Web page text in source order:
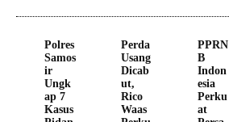
Polres
Samos
ir
Ungk
ap 7
Kasus
Perda
Usang
Dicab
ut,
Rico
Waas
PPRN
B
Indon
esia
Perku
at